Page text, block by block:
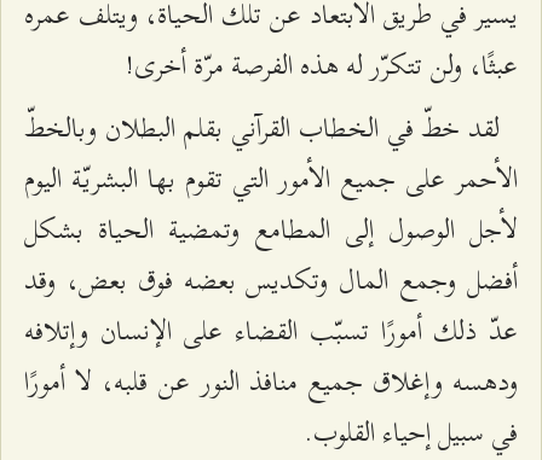
يسير في طريق الابتعاد عن تلك الحياة، ويتلف عمره
عبثًا، ولن تتكرّر له هذه الفرصة مرّة أخرى!
لقد خطّ في الخطاب القرآني بقلم البطلان وبالخطّ
الأحمر على جميع الأمور التي تقوم بها البشريّة اليوم
لأجل الوصول إلى المطامع وتمضية الحياة بشكل
أفضل وجمع المال وتكديس بعضه فوق بعض، وقد
عدّ ذلك أمورًا تسبّب القضاء على الإنسان وإتلافه
ودهسه وإغلاق جميع منافذ النور عن قلبه، لا أمورًا
في سبيل إحياء القلوب.